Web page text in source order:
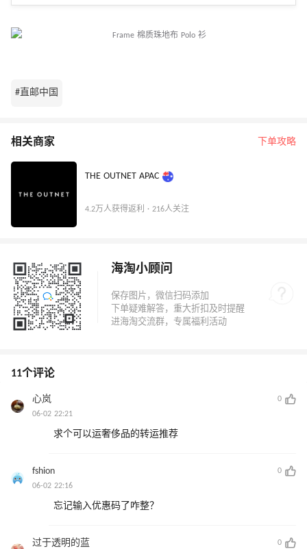
#直邮中国
相关商家 下单攻略
THE OUTNET APAC
4.2万人获得返利 · 216人关注
海淘小顾问
11个评论
心岚
0
06-02 22:21
求个可以运奢侈品的转运推荐
fshion
0
06-02 22:16
忘记输入优惠码了咋整？
过于透明的蓝
0